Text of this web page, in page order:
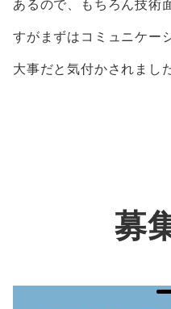
あるので、もちろん技術
すがまずはコミュニケー
大事だと気付かされまし
募